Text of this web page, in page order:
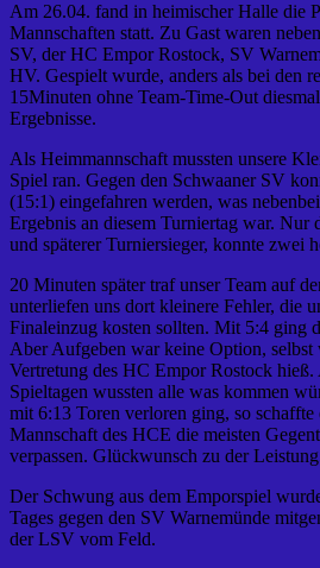
Am 26.04. fand in heimischer Halle die
Mannschaften statt. Zu Gast waren
SV, der HC Empor Rostock, SV
HV. Gespielt wurde, anders als bei den
15Minuten ohne Team-Time-Out
Ergebnisse.
Als Heimmannschaft mussten unsere
Spiel ran. Gegen den Schwaaner SV
(15:1) eingefahren werden, was
Ergebnis an diesem Turniertag war. Nur
und späterer Turniersieger, konnte zwei
20 Minuten später traf unser Team auf
unterliefen uns dort kleinere Fehler, die
Finaleinzug kosten sollten. Mit 5:4 ging
Aber Aufgeben war keine Option, selbst
Vertretung des HC Empor Rostock hieß.
Spieltagen wussten alle was kommen
mit 6:13 Toren verloren ging, so schaffte
Mannschaft des HCE die meisten
verpassen. Glückwunsch zu der
Der Schwung aus dem Emporspiel
Tages gegen den SV Warnemünde
der LSV vom Feld.